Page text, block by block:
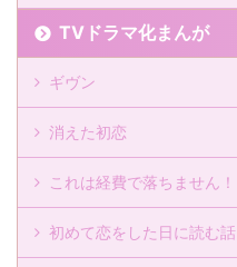
TVドラマ化まんが
ギヴン
消えた初恋
これは経費で落ちません！
初めて恋をした日に読む話